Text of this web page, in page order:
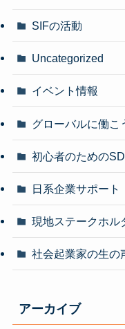
SIFの活動
Uncategorized
イベント情報
グローバルに働こ
初心者のための
日系企業サポート
現地ステークホル
社会起業家の生の
アーカイブ